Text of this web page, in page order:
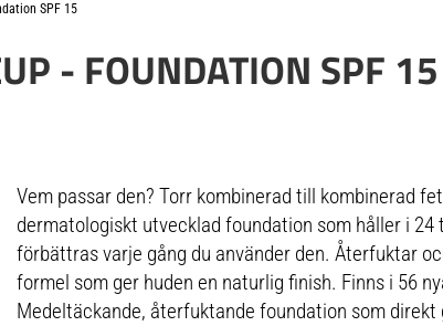
SPF 15
- FOUNDATION SPF 15
Vem passar den? Torr kombinerad till kombinerad
dermatologiskt utvecklad foundation som håller i 24
förbättras varje gång du använder den. Återfuktar
formel som ger huden en naturlig finish. Finns i 56
Medeltäckande, återfuktande foundation som direkt